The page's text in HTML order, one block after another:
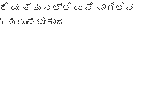
ಮತ್ತು ನಲ್ಲಿ ಮನೆ ಬಾಗಿಲಿನ